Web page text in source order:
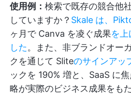
使用例： 検索で既存の競合他
していますか？ Skale は、
ヶ月で Canva を凌ぐ成果を上
した。また、非ブランドオー
クを通じて Sliteのサインアッ
ックを 190% 増と、SaaS に
略が実際のビジネス成果をも